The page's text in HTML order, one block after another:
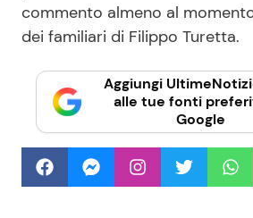
commento almeno al
dei familiari di Filippo Turetta.
Aggiungi
alle tue fonti
Google